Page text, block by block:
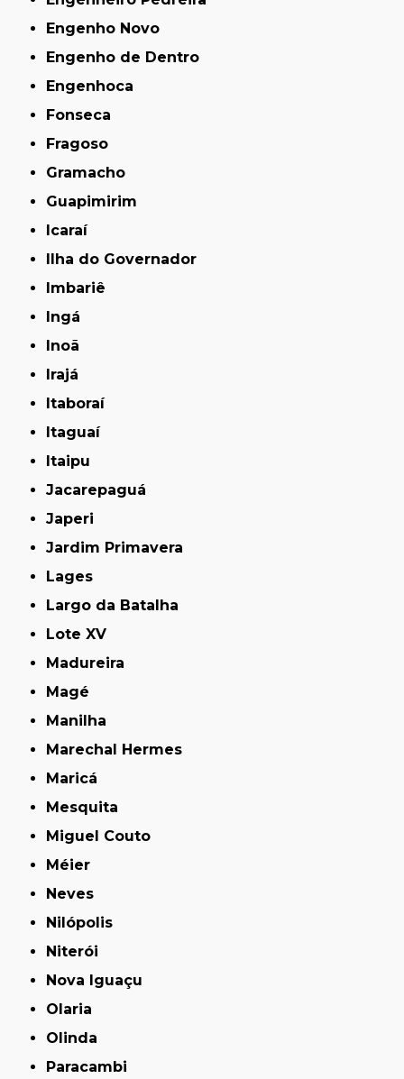
Engenho Novo
Engenho de Dentro
Engenhoca
Fonseca
Fragoso
Gramacho
Guapimirim
Icaraí
Ilha do Governador
Imbariê
Ingá
Inoã
Irajá
Itaboraí
Itaguaí
Itaipu
Jacarepaguá
Japeri
Jardim Primavera
Lages
Largo da Batalha
Lote XV
Madureira
Magé
Manilha
Marechal Hermes
Maricá
Mesquita
Miguel Couto
Méier
Neves
Nilópolis
Niterói
Nova Iguaçu
Olaria
Olinda
Paracambi